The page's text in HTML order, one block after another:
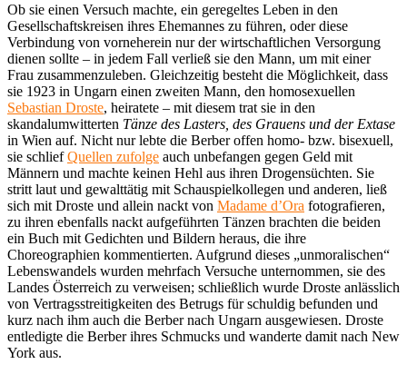
Ob sie einen Versuch machte, ein geregeltes Leben in den
Gesellschaftskreisen ihres Ehemannes zu führen, oder diese
Verbindung von vorneherein nur der wirtschaftlichen Versorgung
dienen sollte – in jedem Fall verließ sie den Mann, um mit einer
Frau zusammenzuleben. Gleichzeitig besteht die Möglichkeit, dass
sie 1923 in Ungarn einen zweiten Mann, den homosexuellen
Sebastian Droste, heiratete – mit diesem trat sie in den
skandalumwitterten Tänze des Lasters, des Grauens und der Extase
in Wien auf. Nicht nur lebte die Berber offen homo- bzw. bisexuell,
sie schliefQuellen zufolge auch unbefangen gegen Geld mit
Männern und machte keinen Hehl aus ihren Drogensüchten. Sie
stritt laut und gewalttätig mit Schauspielkollegen und anderen, ließ
sich mit Droste und allein nackt von Madame d’Ora fotografieren,
zu ihren ebenfalls nackt aufgeführten Tänzen brachten die beiden
ein Buch mit Gedichten und Bildern heraus, die ihre
Choreographien kommentierten. Aufgrund dieses „unmoralischen“
Lebenswandels wurden mehrfach Versuche unternommen, sie des
Landes Österreich zu verweisen; schließlich wurde Droste anlässlich
von Vertragsstreitigkeiten des Betrugs für schuldig befunden und
kurz nach ihm auch die Berber nach Ungarn ausgewiesen. Droste
entledigte die Berber ihres Schmucks und wanderte damit nach New
York aus.